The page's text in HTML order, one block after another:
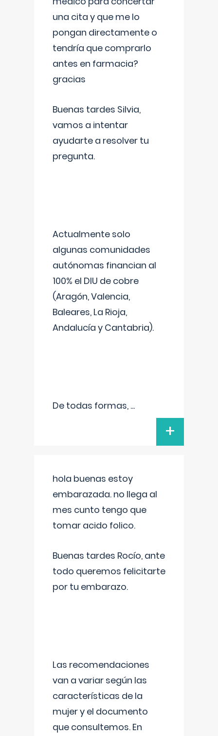
una cita y que me lo
pongan directamente o
tendría que comprarlo
antes en farmacia?
gracias
Buenas tardes Silvia,
vamos a intentar
ayudarte a resolver tu
pregunta.
Actualmente solo
algunas comunidades
autónomas financian al
100% el DIU de cobre
(Aragón, Valencia,
Baleares, La Rioja,
Andalucía y Cantabria).
De todas formas, ...
+
hola buenas estoy
embarazada. no llega al
mes cunto tengo que
tomar acido folico.
Buenas tardes Rocío, ante
todo queremos felicitarte
por tu embarazo.
Las recomendaciones
van a variar según las
características de la
mujer y el documento
que consultemos. En